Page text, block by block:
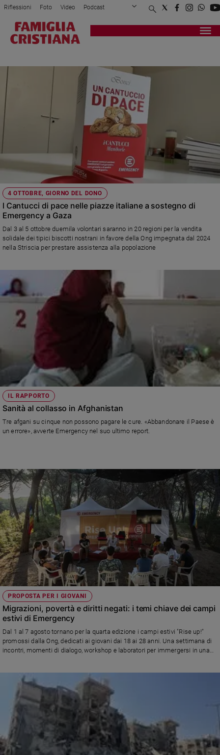
Attualità
Interviste
Papa
Papa
Chiesa
Chiesa
Santi
Devozione
fede
del
giorno
Società
e
valori
Volontariato
Diritti
Aziende
di
valore
Caso
della
settimana
Migranti
Diversità
e
inclusione
Costume
Cultura
spettacoli
Sanremo
2026
Cinema,
Tv
streaming
Libri
Musica
Riflessioni Foto Video Podcast
Privacy Policy Chi siamo
Registrati Redazione
4 OTTOBRE, GIORNO DEL DONO
I Cantucci di pace nelle piazze italiane a sostegno di
Emergency a Gaza
Dal 3 al 5 ottobre duemila volontari saranno in 20 regioni per la vendita
solidale dei tipici biscotti nostrani in favore della Ong impegnata dal 2024
nella Striscia per prestare assistenza alla popolazione
IL RAPPORTO
Sanità al collasso in Afghanistan
Tre afgani su cinque non possono pagare le cure. «Abbandonare il Paese è
un errore», avverte Emergency nel suo ultimo report.
PROPOSTA PER I GIOVANI
Migrazioni, povertà e diritti negati: i temi chiave dei campi
estivi di Emergency
Dal 1 al 7 agosto tornano per la quarta edizione i campi estivi "Rise up!"
promossi dalla Ong, dedicati ai giovani dai 18 ai 28 anni. Una settimana di
incontri, momenti di dialogo, workshop e laboratori per immergersi in una